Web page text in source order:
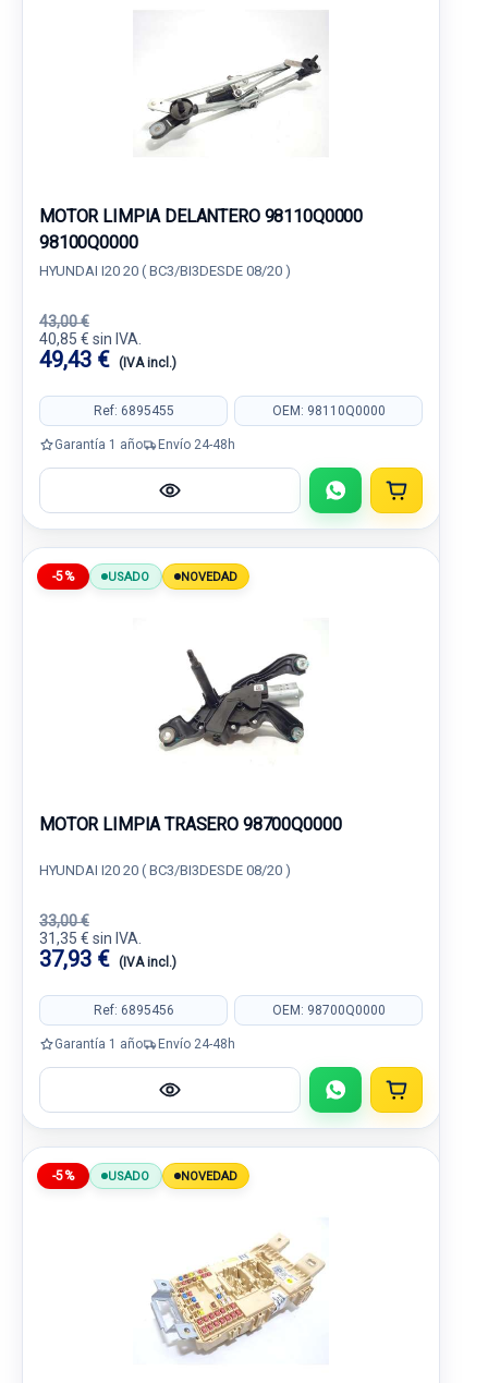
MOTOR LIMPIA DELANTERO 98110Q0000
98100Q0000
HYUNDAI I20 20 ( BC3/BI3DESDE 08/20 )
43,00 €
40,85 € sin IVA.
49,43 € (IVA incl.)
Ref: 6895455 OEM: 98110Q0000
Garantía 1 año Envío 24-48h
-5% USADO NOVEDAD
MOTOR LIMPIA TRASERO 98700Q0000
HYUNDAI I20 20 ( BC3/BI3DESDE 08/20 )
33,00 €
31,35 € sin IVA.
37,93 € (IVA incl.)
Ref: 6895456 OEM: 98700Q0000
Garantía 1 año Envío 24-48h
-5% USADO NOVEDAD